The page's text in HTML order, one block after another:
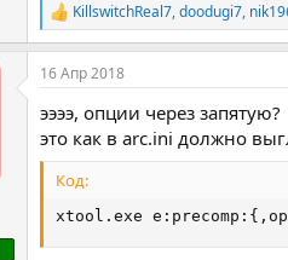
Options:
precomp - data precompression
c#: chunk size (default 16mb)
t#: number of threads, use p
Usage : XTool
Example : XTool e
zlib:
-...
Р
е
а
к
и
и
KillswitchReal7,doodugi7,
16 Апр 2018
ээээ, опции через запятую?
это как в arc.ini должно
Код:
xtool.exe